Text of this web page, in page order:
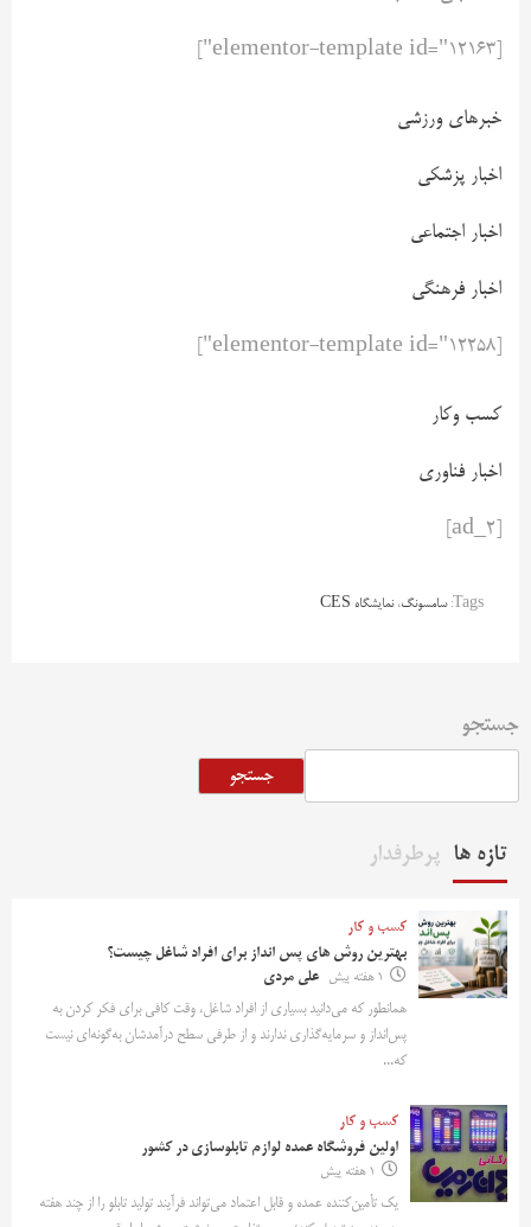
خبرهای ورزشی
اخبار پزشکی
اخبار اجتماعی
اخبار فرهنگی
کسب وکار
اخبار فناوری
Tags: سامسونگ،نمایشگاه CES
جستجو
جستجو
تازه ها پرطرفدار
کسب و کار
بهترین روش‌ های پس‌ انداز برای افراد شاغل چیست؟
1 هفته پیش
علی مردی
همانطور که می‌دانید بسیاری از افراد شاغل، وقت کافی برای فکر کردن به
پس‌انداز و سرمایه‌گذاری ندارند و از طرفی سطح درآمدشان به‌گونه‌ای نیست
که...
کسب و کار
اولین فروشگاه عمده لوازم تابلوسازی در کشور
1 هفته پیش
یک تأمین‌کننده عمده و قابل اعتماد می‌تواند فرآیند تولید تابلو را از چند هفته